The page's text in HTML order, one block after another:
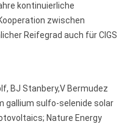
kontinuierliche
zwischen
Reifegrad auch für CIGS
BJ Stanbery,V Bermudez
gallium sulfo-selenide solar
Nature Energy